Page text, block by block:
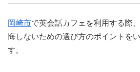
岡崎市で英会話カフェを利用する際
悔しないための選び方のポイントを
す。